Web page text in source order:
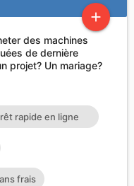
add
des machines
de dernière
projet? Un mariage?
rapide en ligne
frais